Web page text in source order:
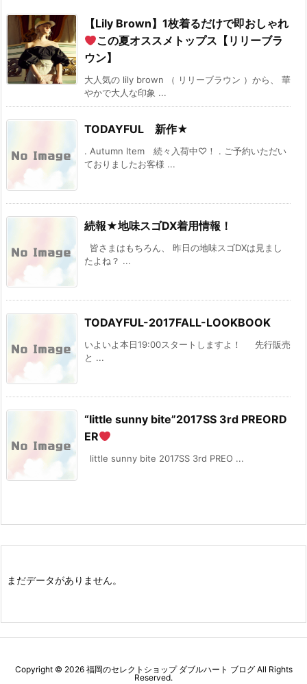
【Lily Brown】1枚着るだけで即おしゃれ
この夏オススメトップス【リリーブラ
ウン】
大人気の lily brown （ リリーブラウン ）から、 華
やかで大人な印象 ...
TODAYFUL 新作★
. Autumn Item 続々入荷中♡！ . ご予約いただい
ておりましたお客様 ...
続報★地味スゴDX着用情報！
皆さまはもちろん、 昨日の地味スゴDXは見まし
たよね？ ...
TODAYFUL-2017FALL-LOOKBOOK
いよいよ本日19:00スタートしますよ！ 先行販売
と ...
“little sunny bite”2017SS 3rd PREORD
ER
little sunny bite 2017SS 3rd PREO ...
まだデータがありません。
Copyright © 2026 福岡のセレクトショップ ダブルハート ブログAll Rights
Reserved.